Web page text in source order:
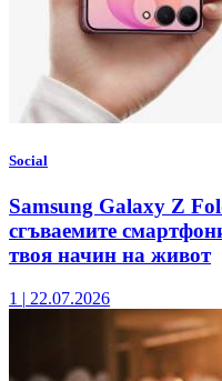
Social
Samsung Galaxy Z
сгъваемите
твоя начин на живот
1 | 22.07.2026